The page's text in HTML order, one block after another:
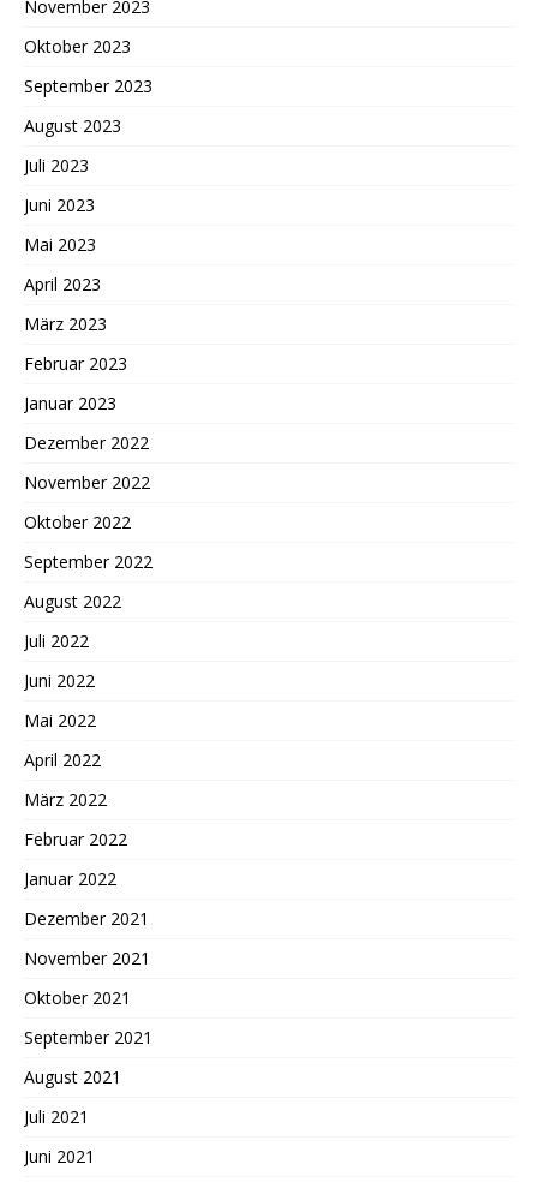
November 2023
Oktober 2023
September 2023
August 2023
Juli 2023
Juni 2023
Mai 2023
April 2023
März 2023
Februar 2023
Januar 2023
Dezember 2022
November 2022
Oktober 2022
September 2022
August 2022
Juli 2022
Juni 2022
Mai 2022
April 2022
März 2022
Februar 2022
Januar 2022
Dezember 2021
November 2021
Oktober 2021
September 2021
August 2021
Juli 2021
Juni 2021